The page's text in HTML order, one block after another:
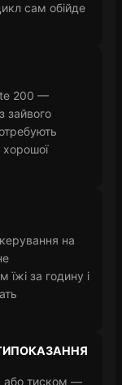
сам обійде
200 —
зайвого
хорошої
на
за годину і
або тиском —